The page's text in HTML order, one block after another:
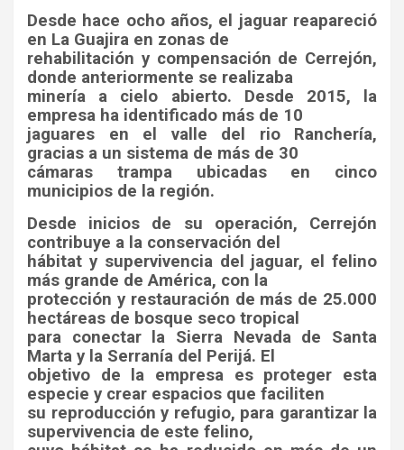
Desde hace ocho años, el jaguar reapareció
en La Guajira en zonas de
rehabilitación y compensación de Cerrejón,
donde anteriormente se realizaba
minería a cielo abierto. Desde 2015, la
empresa ha identificado más de 10
jaguares en el valle del rio Ranchería,
gracias a un sistema de más de 30
cámaras trampa ubicadas en cinco
municipios de la región.
Desde inicios de su operación, Cerrejón
contribuye a la conservación del
hábitat y supervivencia del jaguar, el felino
más grande de América, con la
protección y restauración de más de 25.000
hectáreas de bosque seco tropical
para conectar la Sierra Nevada de Santa
Marta y la Serranía del Perijá. El
objetivo de la empresa es proteger esta
especie y crear espacios que faciliten
su reproducción y refugio, para garantizar la
supervivencia de este felino,